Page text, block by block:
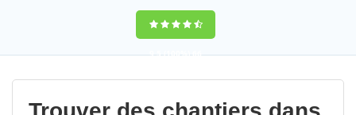
9,5(100%)66
votes